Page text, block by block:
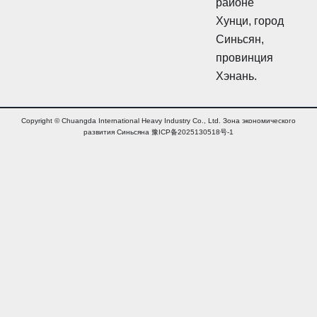
районе
Хунци, город
Синьсян,
провинция
Хэнань.
ь
ь
Copyright © Chuangda International Heavy Industry Co., Ltd. Зона экономического
развития Синьсяна 豫ICP备2025130518号-1